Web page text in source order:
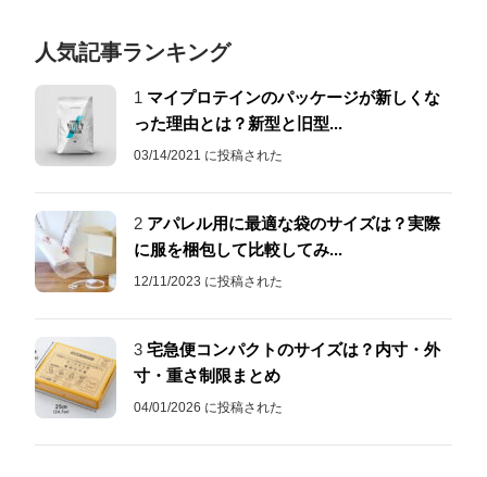
人気記事ランキング
1 マイプロテインのパッケージが新しくな
った理由とは？新型と旧型...
03/14/2021 に投稿された
2 アパレル用に最適な袋のサイズは？実際
に服を梱包して比較してみ...
12/11/2023 に投稿された
3 宅急便コンパクトのサイズは？内寸・外
寸・重さ制限まとめ
04/01/2026 に投稿された